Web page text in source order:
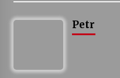
30. 6. 2026
Petr